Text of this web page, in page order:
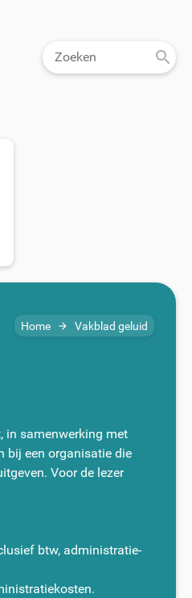
Home arrow_forward Vakblad geluid
in samenwerking met
bij een organisatie die
Voor de lezer
btw, administratie-